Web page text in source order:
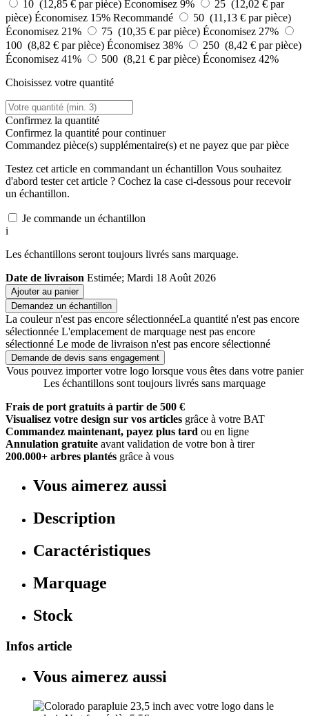
10 (12,85 € par pièce) Économisez 9%
25 (12,02 € par
pièce) Économisez 15% Recommandé
50 (11,13 € par pièce)
Économisez 21%
75 (10,35 € par pièce) Économisez 27%
100 (8,82 € par pièce) Économisez 38%
250 (8,42 € par pièce)
Économisez 41%
500 (8,21 € par pièce) Économisez 42%
Choisissez votre quantité
Confirmez la quantité
Confirmez la quantité pour continuer
Commandez pièce(s) supplémentaire(s) et ne payez que par pièce
Testez cet article en commandant un échantillon Vous souhaitez
d'abord tester cet article ? Cochez la case ci-dessous pour recevoir
un échantillon.
Je commande un échantillon
i
Les échantillons seront toujours livrés sans marquage.
Date de livraison Estimée; Mardi 18 Août 2026
Ajouter au panier
Demandez un échantillon
La couleur n'est pas encore sélectionnéeLa quantité n'est pas encore
sélectionnée L'emplacement de marquage nest pas encore
sélectionné Le mode de livraison n'est pas encore sélectionné
Demande de devis sans engagement
Vous pouvez importer votre logo lorsque vous êtes dans votre panier
Les échantillons sont toujours livrés sans marquage
Frais de port gratuits à partir de 500 €
Visualisez votre design sur vos articles grâce à votre BAT
Commandez maintenant, payez plus tard ou en ligne
Annulation gratuite avant validation de votre bon à tirer
200.000+ arbres plantés grâce à vous
Vous aimerez aussi
Description
Caractéristiques
Marquage
Stock
Infos article
Vous aimerez aussi